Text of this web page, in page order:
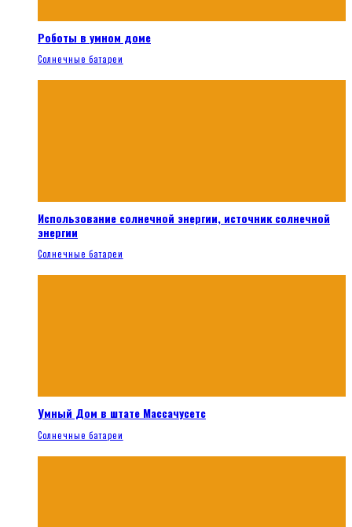
Роботы в умном доме
Солнечные батареи
Использование солнечной энергии, источник солнечной
энергии
Солнечные батареи
Умный Дом в штате Массачусетс
Солнечные батареи